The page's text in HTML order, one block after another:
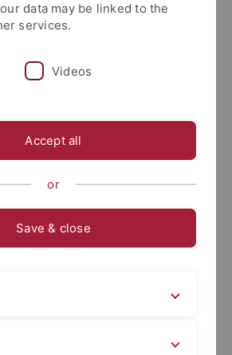
Co-laborative
Innovation
data may be linked to the
services.
Videos
Accept all
or
Save & close